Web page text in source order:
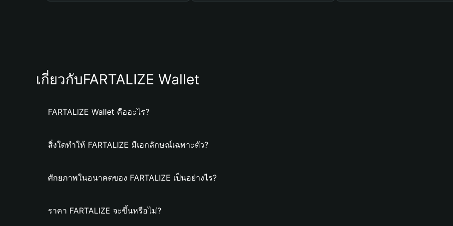
เกี่ยวกับFARTALIZE Wallet
FARTALIZE Wallet คืออะไร?
สิ่งใดทำให้ FARTALIZE มีเอกลักษณ์เฉพาะตัว?
ศักยภาพในอนาคตของ FARTALIZE เป็นอย่างไร?
ราคา FARTALIZE จะขึ้นหรือไม่?